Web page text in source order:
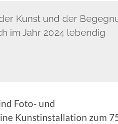
Kunst und der
im Jahr 2024 lebendig
Foto- und
Kunstinstallation zum